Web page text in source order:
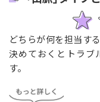
どちらが何を担当す
決めておくとトラブ
す。